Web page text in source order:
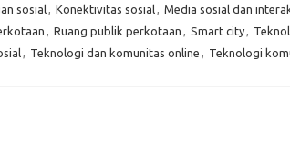
sosial, Konektivitas sosial, Media sosial dan
, Ruang publik perkotaan , Smart city,
, Teknologi dan komunitas online , Teknologi